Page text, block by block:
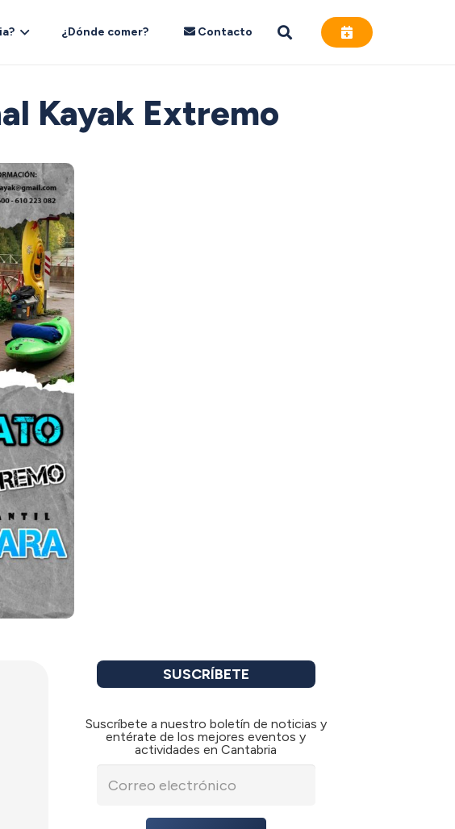
¿Dónde comer? Contacto
Kayak Extremo
SUSCRÍBETE
Suscríbete a nuestro boletín de noticias y
entérate de los mejores eventos y
actividades en Cantabria